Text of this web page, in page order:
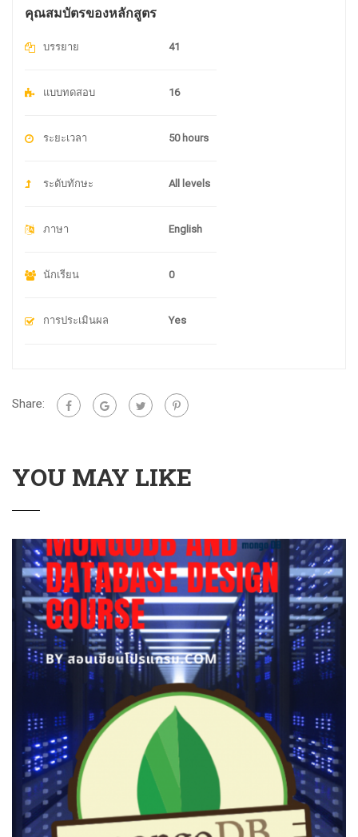
คุณสมบัตรของหลักสูตร
บรรยาย 41
แบบทดสอบ 16
ระยะเวลา 50 hours
ระดับทักษะ All levels
ภาษา English
นักเรียน 0
การประเมินผล Yes
Share:
YOU MAY LIKE